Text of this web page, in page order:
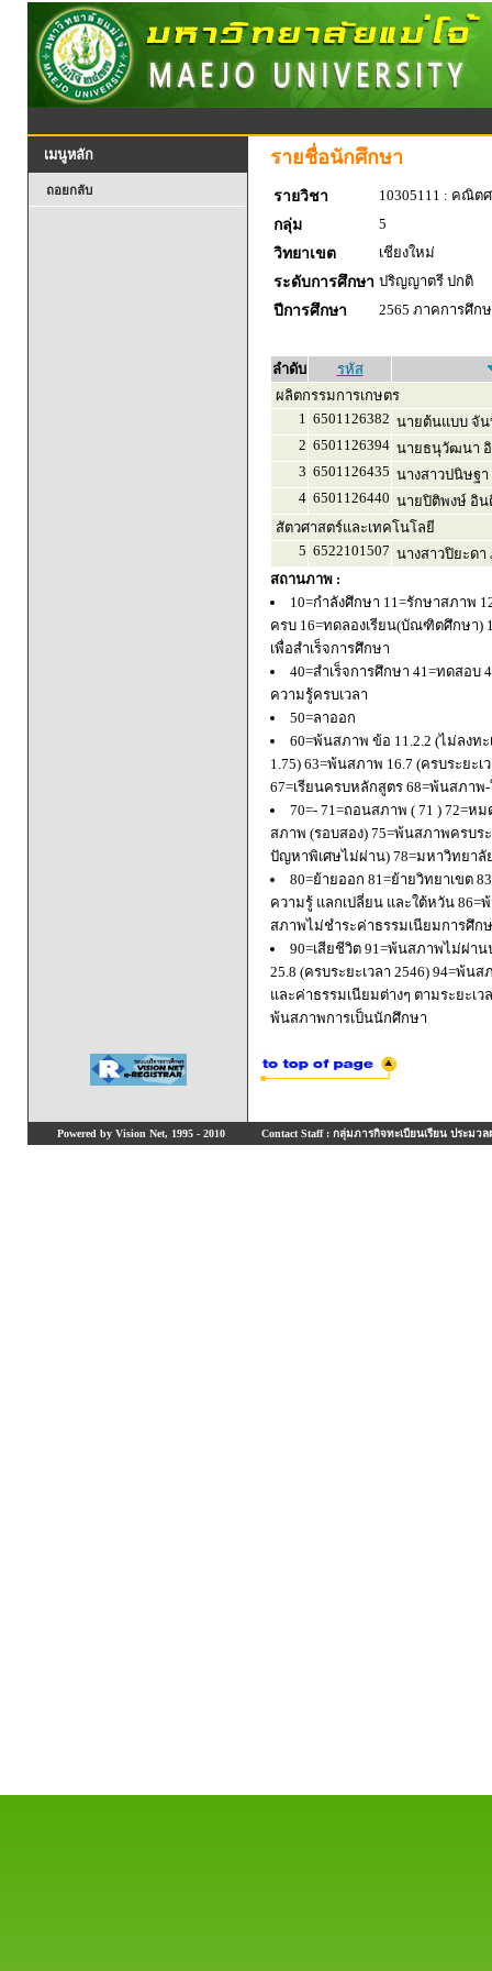
เมนูหลัก
ถอยกลับ
รายชื่อนักศึกษา
รายวิชา
10305111 : คณิต
กลุ่ม
5
วิทยาเขต
เชียงใหม่
ระดับการศึกษา ปริญญาตรี ปกติ
ปีการศึกษา
2565 ภาคการศึก
ลำดับ
รหัส
ผลิตกรรมการเกษตร
1 6501126382 นายต้นแบบ จั
2 6501126394 นายธนุวัฒนา
3 6501126435 นางสาวปนิษฐา
4 6501126440 นายปิติพงษ์ อิน
สัตวศาสตร์และเทคโนโลยี
5 6522101507 นางสาวปิยะดา
สถานภาพ :
10=กำลังศึกษา 11=รักษาสภาพ
ครบ 16=ทดลองเรียน(บัณฑิตศึกษา)
เพื่อสำเร็จการศึกษา
40=สำเร็จการศึกษา 41=ทดสอบ
ความรู้ครบเวลา
50=ลาออก
60=พ้นสภาพ ข้อ 11.2.2 (ไม่ลงท
1.75) 63=พ้นสภาพ 16.7 (ครบระยะ
67=เรียนครบหลักสูตร 68=พ้นสภา
70=- 71=ถอนสภาพ ( 71 ) 72=
สภาพ (รอบสอง) 75=พ้นสภาพครบ
ปัญหาพิเศษไม่ผ่าน) 78=มหาวิทยา
80=ย้ายออก 81=ย้ายวิทยาเขต
ความรู้ แลกเปลี่ยน และใต้หวัน
สภาพไม่ชำระค่าธรรมเนียมการศึก
90=เสียชีวิต 91=พ้นสภาพไม่ผ่า
25.8 (ครบระยะเวลา 2546) 94=พ้
และค่าธรรมเนียมต่างๆ ตามระยะเ
พ้นสภาพการเป็นนักศึกษา
Powered by Vision Net, 1995 - 2010 Contact Staff : กลุ่มภารกิจทะเบียนเรียน ประมวล